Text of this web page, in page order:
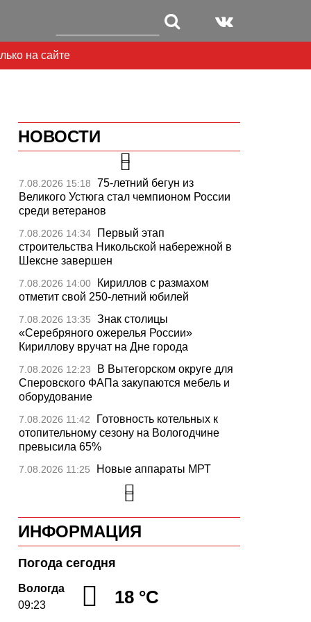
на сайте
НОВОСТИ
7.08.2026 15:18
75-летний бегун из
Великого Устюга стал чемпионом России
среди ветеранов
7.08.2026 14:34
Первый этап
строительства Никольской набережной в
Шексне завершен
7.08.2026 14:00
Кириллов с размахом
отметит свой 250-летний юбилей
7.08.2026 13:35
Знак столицы
«Серебряного ожерелья России»
Кириллову вручат на Дне города
7.08.2026 12:23
В Вытегорском округе для
Сперовского ФАПа закупаются мебель и
оборудование
7.08.2026 11:42
Готовность котельных к
отопительному сезону на Вологодчине
превысила 65%
7.08.2026 11:25
Новые аппараты МРТ
установят в двух медучреждениях
Вологодской области
7.08.2026 10:41 В Устюжне отметят 774-
летие города фестивалем кузнечного
мастерства
7.08.2026 10:18 Вологодская область
уверенно шагает в цифровое будущее
7.08.2026 09:49
На Вологодчине подвели
ИНФОРМАЦИЯ
Погода сегодня
Вологда
09:23
18 °C